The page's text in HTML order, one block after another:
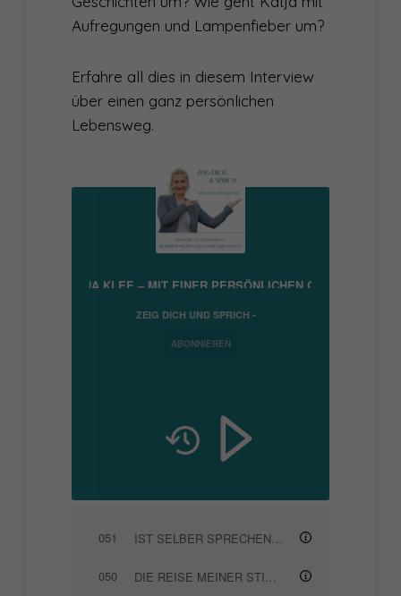
Aufregungen und Lampenfieber um?
Erfahre all dies in diesem Interview
über einen ganz persönlichen
Lebensweg.
ZEIG DICH UND SPRICH -
EXPERTEN*, DIE IHRER
ABONNIEREN
MIT KATJA KLEE – MIT EINER PERSÖNLICHEN GESCHICHTE
051 IST SELBER SPRECHEN IN ZEITEN VON KI SINNVOLL?
050 DIE REISE MEINER STIMME (EINFLÜSSE AUF DEN STIMMKLANG)